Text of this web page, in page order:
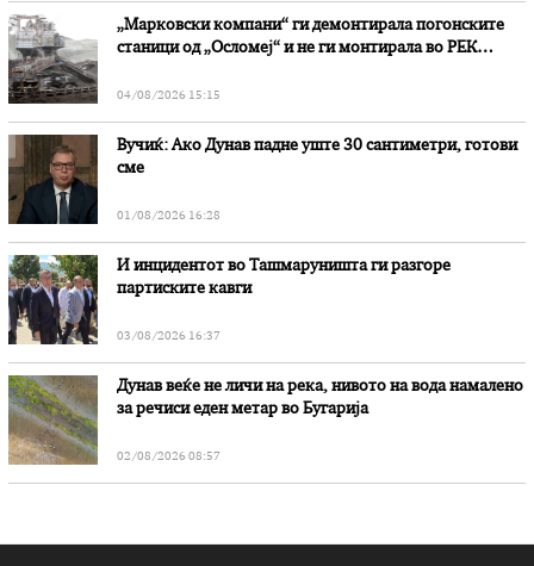
„Марковски компани“ ги демонтирала погонските
станици од „Осломеј“ и не ги монтирала во РЕК
04/08/2026 15:15
Вучиќ: Ако Дунав падне уште 30 сантиметри, готови
сме
01/08/2026 16:28
И инцидентот во Ташмаруништa ги разгоре
партиските кавги
03/08/2026 16:37
Дунав веќе не личи на река, нивото на вода намалено
за речиси еден метар во Бугарија
02/08/2026 08:57